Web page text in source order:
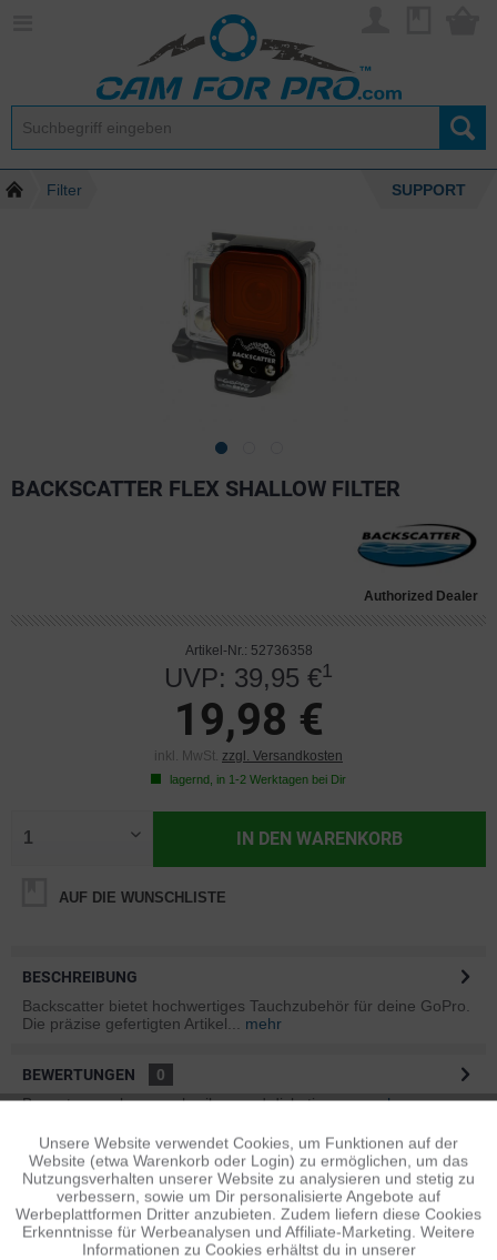
Filter SUPPORT
BACKSCATTER FLEX SHALLOW FILTER
Authorized Dealer
Artikel-Nr.: 52736358
UVP: 39,95 €1
19,98 €
inkl. MwSt. zzgl. Versandkosten
lagernd, in 1-2 Werktagen bei Dir
IN DEN WARENKORB
AUF DIE WUNSCHLISTE
BESCHREIBUNG
Backscatter bietet hochwertiges Tauchzubehör für deine GoPro.
Die präzise gefertigten Artikel...
mehr
BEWERTUNGEN
0
Bewertungen lesen, schreiben und diskutieren...mehr
ÄHNLICHE ARTIKEL
Diese Artikel sind dem Produkt ähnlich ...mehr
Funktionale Aktiv
Tracking Inaktiv
Unsere Website verwendet Cookies, um Funktionen auf der
Website (etwa Warenkorb oder Login) zu ermöglichen, um das
Nutzungsverhalten unserer Website zu analysieren und stetig zu
verbessern, sowie um Dir personalisierte Angebote auf
Werbeplattformen Dritter anzubieten. Zudem liefern diese Cookies
Erkenntnisse für Werbeanalysen und Affiliate-Marketing. Weitere
Informationen zu Cookies erhältst du in unserer